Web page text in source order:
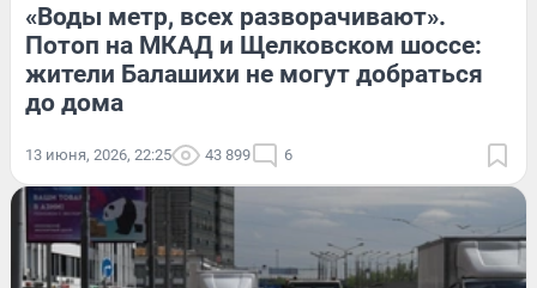
«Воды метр, всех разворачивают».
Потоп на МКАД и Щелковском шоссе:
жители Балашихи не могут добраться
до дома
13 июня, 2026, 22:25 43 899 6